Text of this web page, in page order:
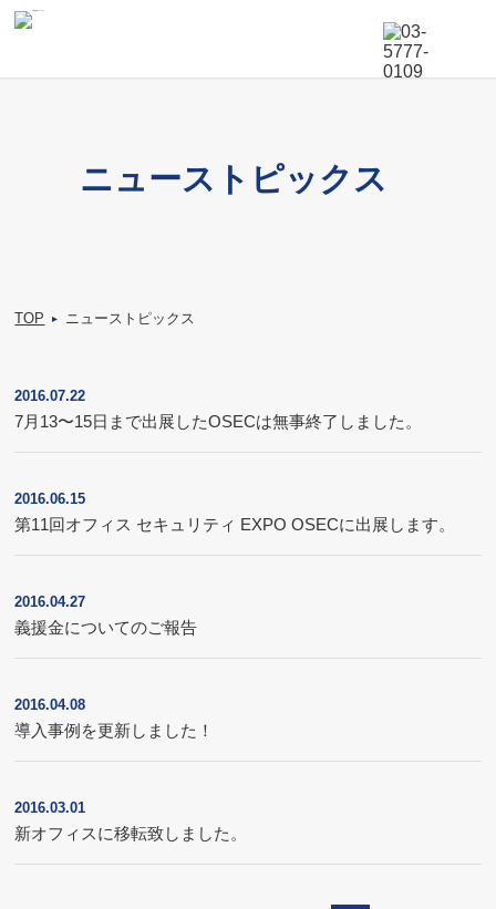
ニューストピックス
TOP ▸ ニューストピックス
2016.07.22
7月13〜15日まで出展したOSECは無事終了しました。
2016.06.15
第11回オフィス セキュリティ EXPO OSECに出展します。
2016.04.27
義援金についてのご報告
2016.04.08
導入事例を更新しました！
2016.03.01
新オフィスに移転致しました。